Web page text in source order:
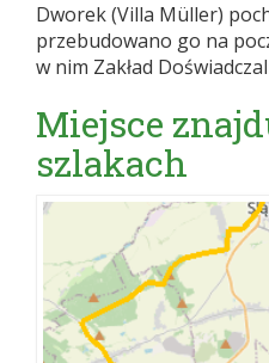
Dworek (Villa Müller)
przebudowano go na
w nim Zakład
Miejsce
szlakach